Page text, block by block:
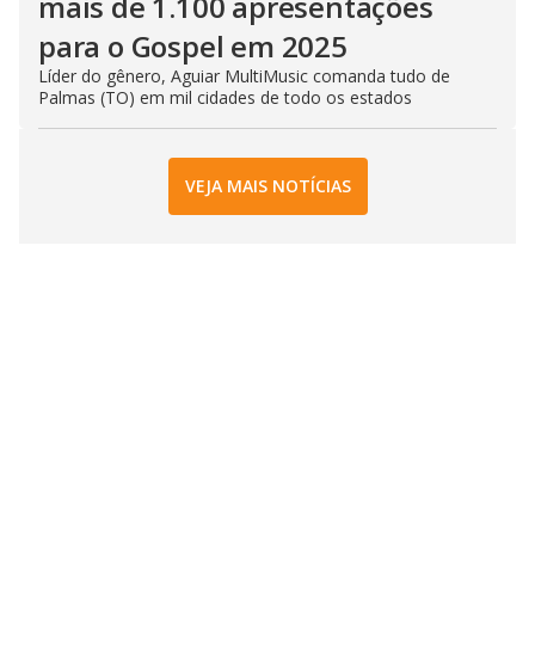
para o Gospel em 2025
Líder do gênero, Aguiar MultiMusic comanda tudo de
Palmas (TO) em mil cidades de todo os estados
VEJA MAIS NOTÍCIAS